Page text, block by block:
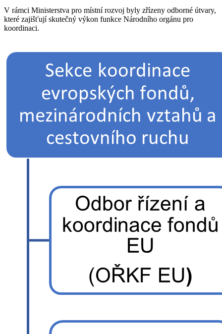
V rámci Ministerstva pro místní rozvoj byly zřízeny odborné útvary,
které zajišťují skutečný výkon funkce Národního orgánu pro
koordinaci.